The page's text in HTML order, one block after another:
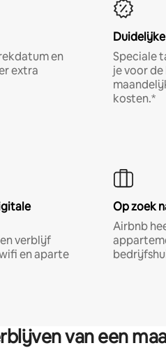
en
extra
Speciale
je voor
kosten.*
verblijf
en aparte
Op zoek
Airbnb
van een